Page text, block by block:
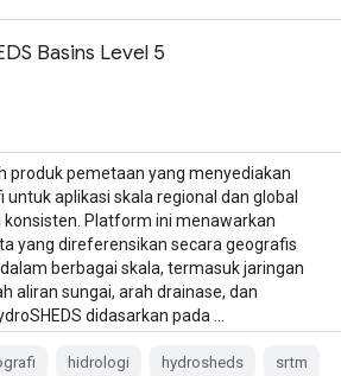
Basins Level 5
produk pemetaan yang menyediakan
aplikasi skala regional dan global
Platform ini menawarkan
yang direferensikan secara geografis
berbagai skala, termasuk jaringan
aliran sungai, arah drainase, dan
didasarkan pada …
hidrologi hydrosheds srtm